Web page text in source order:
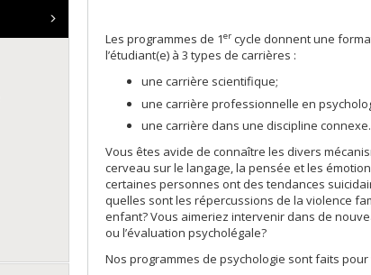
Les programmes de 1er cycle donnent une
l’étudiant(e) à 3 types de carrières :
une carrière scientifique;
une carrière professionnelle en
une carrière dans une discipline connexe.
Vous êtes avide de connaître les divers
cerveau sur le langage, la pensée et les
certaines personnes ont des tendances
quelles sont les répercussions de la violence
enfant? Vous aimeriez intervenir dans de
ou l’évaluation psycholégale?
Nos programmes de psychologie sont faits pour